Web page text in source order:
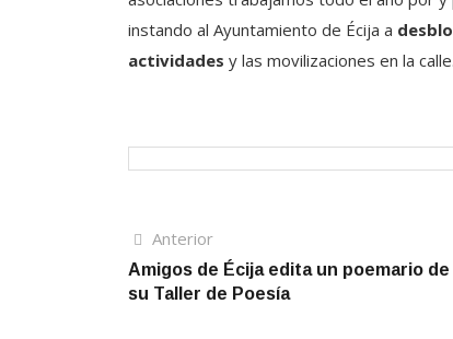
instando al Ayuntamiento de Écija a
actividades y las movilizaciones en la calle.
Navegación
de
AnteriorArtículo
anterior
Amigos de Écija edita un poemario de
su Taller de Poesía